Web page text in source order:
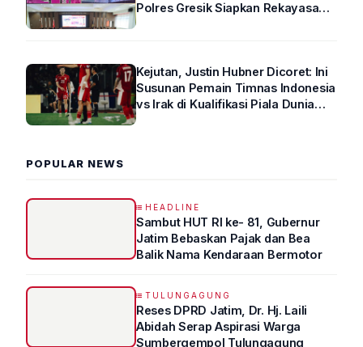
Polres Gresik Siapkan Rekayasa
Kejutan, Justin Hubner Dicoret: Ini
Susunan Pemain Timnas Indonesia
vs Irak di Kualifikasi Piala Dunia
POPULAR NEWS
HEADLINE
Sambut HUT RI ke- 81, Gubernur
Jatim Bebaskan Pajak dan Bea
Balik Nama Kendaraan Bermotor
TULUNGAGUNG
Reses DPRD Jatim, Dr. Hj. Laili
Abidah Serap Aspirasi Warga
Sumbergempol Tulungagung